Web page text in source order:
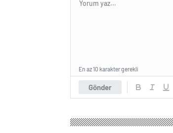
Gönder
En az 10 karakter gerekli